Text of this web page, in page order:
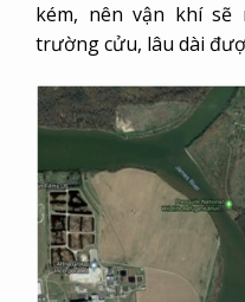
kém, nên vận khí
trường cửu, lâu dài